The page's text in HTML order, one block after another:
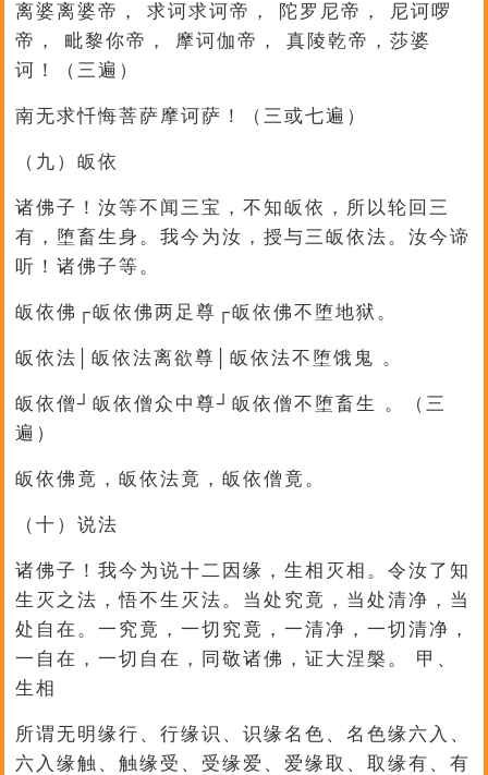
离婆离婆帝， 求诃求诃帝， 陀罗尼帝， 尼诃啰
帝， 毗黎你帝， 摩诃伽帝， 真陵乾帝，莎婆
诃！（三遍）
南无求忏悔菩萨摩诃萨！（三或七遍）
（九）皈依
诸佛子！汝等不闻三宝，不知皈依，所以轮回三
有，堕畜生身。我今为汝，授与三皈依法。汝今谛
听！诸佛子等。
皈依佛┌皈依佛两足尊┌皈依佛不堕地狱。
皈依法│皈依法离欲尊│皈依法不堕饿鬼 。
皈依僧┘皈依僧众中尊┘皈依僧不堕畜生 。（三
遍）
皈依佛竟，皈依法竟，皈依僧竟。
（十）说法
诸佛子！我今为说十二因缘，生相灭相。令汝了知
生灭之法，悟不生灭法。当处究竟，当处清净，当
处自在。一究竟，一切究竟，一清净，一切清净，
一自在，一切自在，同敬诸佛，证大涅槃。 甲、
生相
所谓无明缘行、行缘识、识缘名色、名色缘六入、
六入缘触、触缘受、受缘爱、爱缘取、取缘有、有